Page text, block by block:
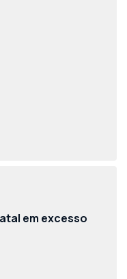
em excesso